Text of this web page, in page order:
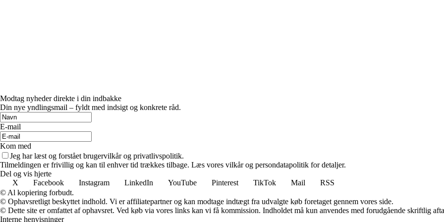
Modtag nyheder direkte i din indbakke
Din nye yndlingsmail – fyldt med indsigt og konkrete råd.
E-mail
Kom med
Jeg har læst og forstået brugervilkår og privatlivspolitik.
Tilmeldingen er frivillig og kan til enhver tid trækkes tilbage. Læs vores vilkår og persondatapolitik for detaljer.
Del og vis hjerte
X
Facebook Instagram LinkedIn YouTube Pinterest TikTok Mail
RSS
© Al kopiering forbudt.
© Ophavsretligt beskyttet indhold. Vi er affiliatepartner og kan modtage indtægt fra udvalgte køb foretaget gennem vores side.
© Dette site er omfattet af ophavsret. Ved køb via vores links kan vi få kommission. Indholdet må kun anvendes med forudgående skriftlig
Interne henvisninger